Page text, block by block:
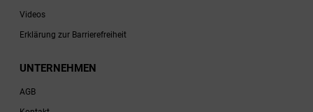
Videos
Erklärung zur Barrierefreiheit
UNTERNEHMEN
AGB